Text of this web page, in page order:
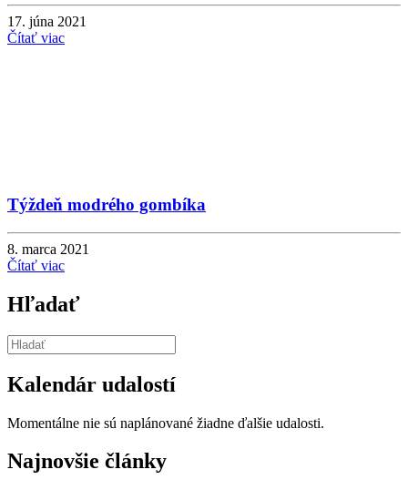
17. júna 2021
Čítať viac
Týždeň modrého gombíka
8. marca 2021
Čítať viac
Hľadať
Kalendár udalostí
Momentálne nie sú naplánované žiadne ďalšie udalosti.
Najnovšie články